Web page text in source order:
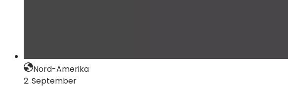
Nord-Amerika
2. September